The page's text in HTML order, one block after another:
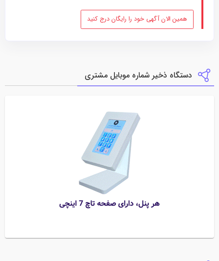
همین الان آگهی خود را رایگان درج کنید
دستگاه ذخیر شماره موبایل مشتری